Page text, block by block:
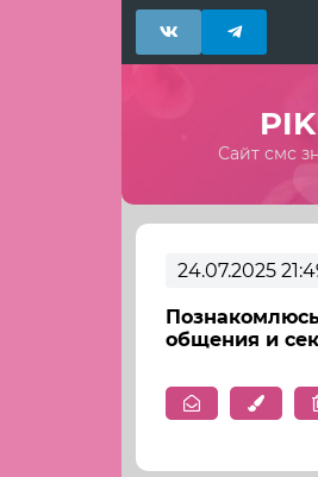
Сайт смс
24.07.2025
общения и